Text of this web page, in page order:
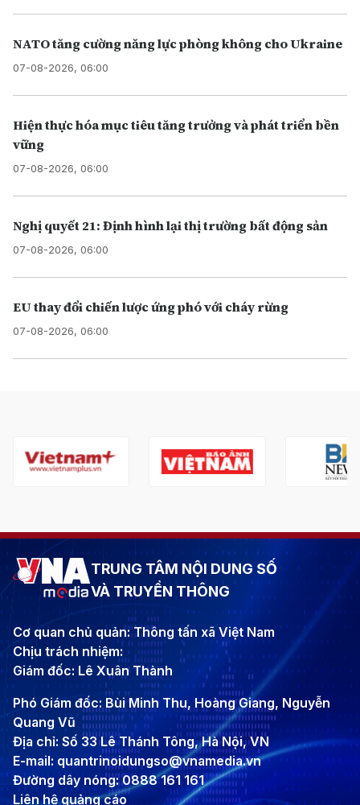
NATO tăng cường năng lực phòng không cho Ukraine
07-08-2026, 06:00
Hiện thực hóa mục tiêu tăng trưởng và phát triển bền
vững
07-08-2026, 06:00
Nghị quyết 21: Định hình lại thị trường bất động sản
07-08-2026, 06:00
EU thay đổi chiến lược ứng phó với cháy rừng
07-08-2026, 06:00
TRUNG TÂM NỘI DUNG SỐ
VÀ TRUYỀN THÔNG
Cơ quan chủ quản: Thông tấn xã Việt Nam
Chịu trách nhiệm:
Giám đốc: Lê Xuân Thành
Phó Giám đốc: Bùi Minh Thu, Hoàng Giang, Nguyễn
Quang Vũ
Địa chỉ: Số 33 Lê Thánh Tông, Hà Nội, VN
E-mail: quantrinoidungso@vnamedia.vn
Đường dây nóng: 0888 161 161
Liên hệ quảng cáo